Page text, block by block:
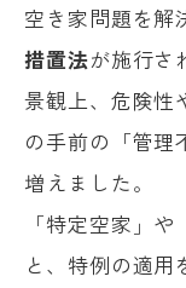
空き家問題を解
措置法が施行さ
景観上、危険性
の手前の「管理
増えました。
「特定空家」
と、特例の適